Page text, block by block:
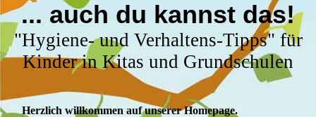
... auch du kannst das!
"Hygiene- und Verhaltens-Tipps" für
Kinder in Kitas und Grundschulen
Herzlich willkommen auf unserer Homepage.